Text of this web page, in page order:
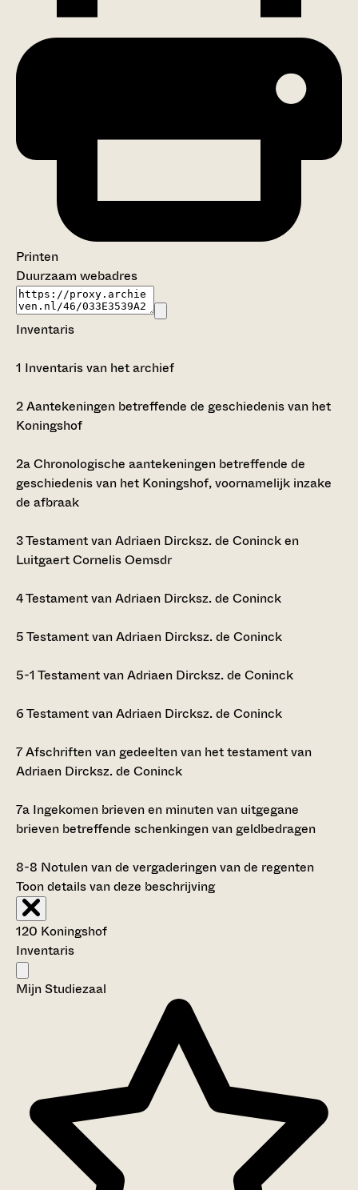
Printen
Duurzaam webadres
Inventaris
1 Inventaris van het archief
2Aantekeningen betreffende de geschiedenis van het
Koningshof
2aChronologische aantekeningen betreffende de
geschiedenis van het Koningshof, voornamelijk inzake
de afbraak
3Testament van Adriaen Dircksz. de Coninck en
Luitgaert Cornelis Oemsdr
4Testament van Adriaen Dircksz. de Coninck
5Testament van Adriaen Dircksz. de Coninck
5-1 Testament van Adriaen Dircksz. de Coninck
6Testament van Adriaen Dircksz. de Coninck
7Afschriften van gedeelten van het testament van
Adriaen Dircksz. de Coninck
7a Ingekomen brieven en minuten van uitgegane
brieven betreffende schenkingen van geldbedragen
8-8 Notulen van de vergaderingen van de regenten
Toon details van deze beschrijving
120 Koningshof
Inventaris
Mijn Studiezaal